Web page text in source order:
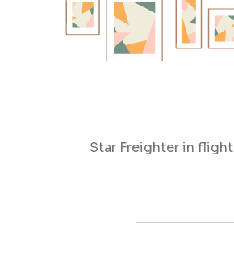
Star Freighter in flight